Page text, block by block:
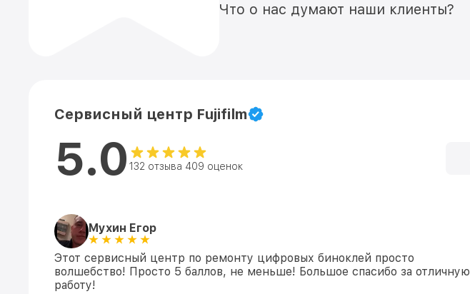
Что о нас думают наши клиенты?
Сервисный центр Fujifilm
5.0 132 отзыва 409 оценок
Мухин Егор
Этот сервисный центр по ремонту цифровых биноклей просто
волшебство! Просто 5 баллов, не меньше! Большое спасибо за отличную
работу!